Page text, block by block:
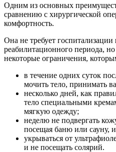
Одним из основных
сравнению с хирургической
комфортность.
Она не требует
реабилитационного периода,
некоторые ограничения,
в течение одних суток
мочить тело, принимать
несколько дней, как
тело специальными
мягкую одежду;
неделю не подвергать
посещая баню или сауну,
укрываться от
и не посещать солярий.